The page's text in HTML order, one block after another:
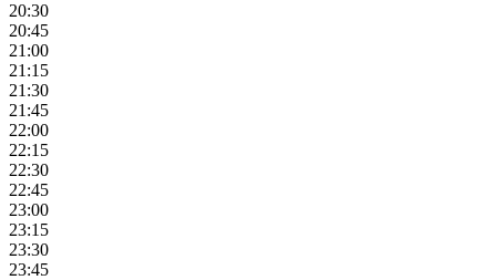
20:30
20:45
21:00
21:15
21:30
21:45
22:00
22:15
22:30
22:45
23:00
23:15
23:30
23:45